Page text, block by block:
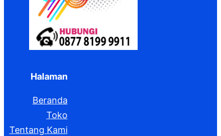
Halaman
Beranda
Toko
Tentang Kami